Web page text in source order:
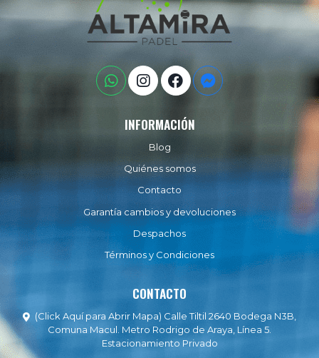
INFORMACIÓN
Blog
Quiénes somos
Contacto
Garantía cambios y devoluciones
Despachos
Términos y Condiciones
CONTACTO
(Click Aquí para Abrir Mapa) Calle Tiltil 2640 Bodega N3B,
Comuna Macul. Metro Rodrigo de Araya, Línea 5.
Estacionamiento Privado